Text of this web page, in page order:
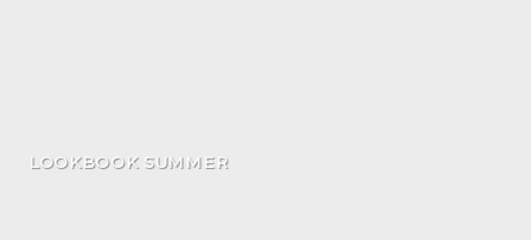
LOOKBOOK SUMMER